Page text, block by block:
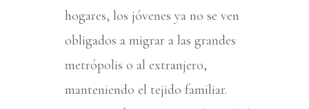
hogares, los jóvenes ya no se ven
obligados a migrar a las grandes
metrópolis o al extranjero,
manteniendo el tejido familiar.